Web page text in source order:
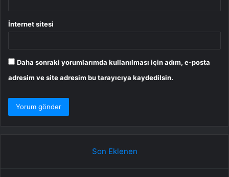
İnternet sitesi
Daha sonraki yorumlarımda kullanılması için adım, e-posta
adresim ve site adresim bu tarayıcıya kaydedilsin.
Son Eklenen